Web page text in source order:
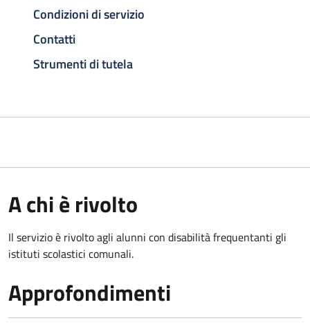
Condizioni di servizio
Contatti
Strumenti di tutela
A chi è rivolto
Il servizio è rivolto agli alunni con disabilità frequentanti gli
istituti scolastici comunali.
Approfondimenti